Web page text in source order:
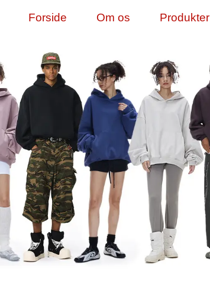
Forside Om os Produkter